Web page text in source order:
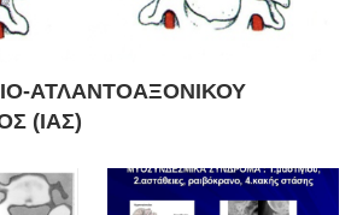
ΑΤΛΑΝΤΟΑΞΟΝΙΚΟΥ
(ΙΑΣ)